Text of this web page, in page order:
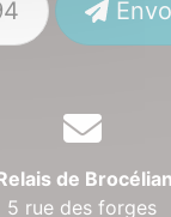
de
5 rue des forges